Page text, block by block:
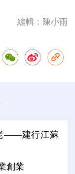
編輯：陳小雨
——建行江蘇
創業